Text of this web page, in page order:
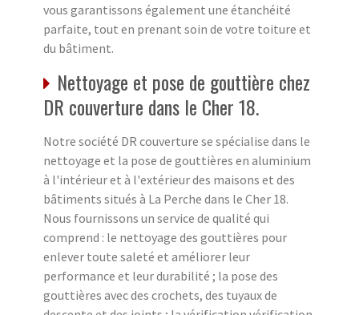
vous garantissons également une étanchéité
parfaite, tout en prenant soin de votre toiture et
du bâtiment.
Nettoyage et pose de gouttière chez
DR couverture dans le Cher 18.
Notre société DR couverture se spécialise dans le
nettoyage et la pose de gouttières en aluminium
à l'intérieur et à l'extérieur des maisons et des
bâtiments situés à La Perche dans le Cher 18.
Nous fournissons un service de qualité qui
comprend : le nettoyage des gouttières pour
enlever toute saleté et améliorer leur
performance et leur durabilité ; la pose des
gouttières avec des crochets, des tuyaux de